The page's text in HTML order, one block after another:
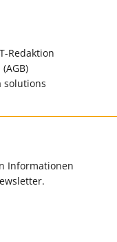
Redaktion
solutions
Informationen